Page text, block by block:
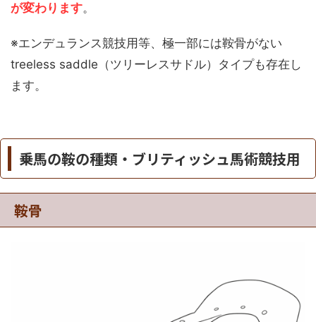
が変わります。
※エンデュランス競技用等、極一部には鞍骨がない
treeless saddle（ツリーレスサドル）タイプも存在し
ます。
乗馬の鞍の種類・ブリティッシュ馬術競技用
鞍骨